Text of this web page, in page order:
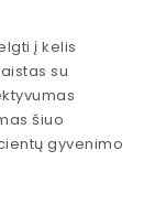
į kelis
su
šiuo
gyvenimo